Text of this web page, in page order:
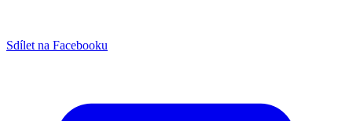
Sdílet na Facebooku